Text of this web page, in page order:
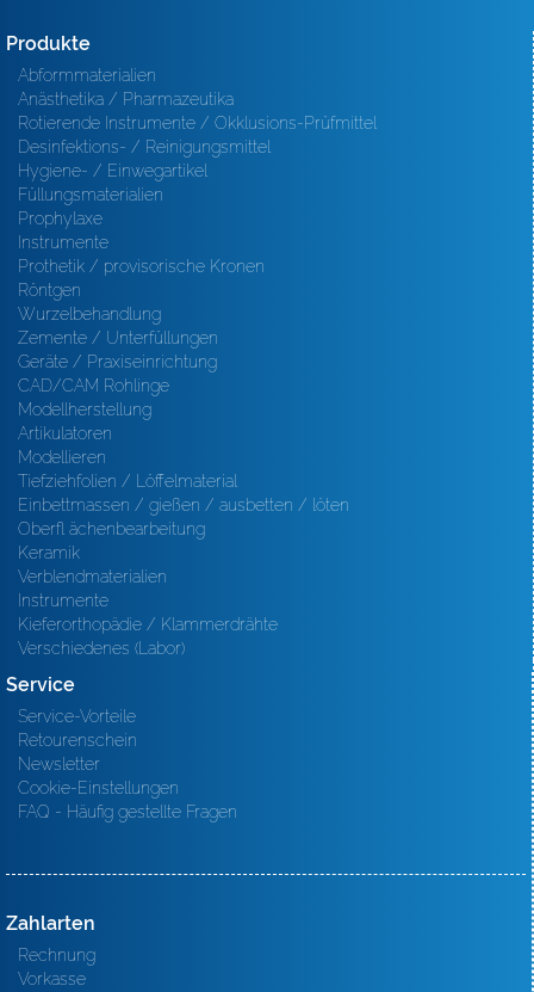
Produkte
Abformmaterialien
Anästhetika / Pharmazeutika
Rotierende Instrumente / Okklusions-Prüfmittel
Desinfektions- / Reinigungsmittel
Hygiene- / Einwegartikel
Füllungsmaterialien
Prophylaxe
Instrumente
Prothetik / provisorische Kronen
Röntgen
Wurzelbehandlung
Zemente / Unterfüllungen
Geräte / Praxiseinrichtung
CAD/CAM Rohlinge
Modellherstellung
Artikulatoren
Modellieren
Tiefziehfolien / Löffelmaterial
Einbettmassen / gießen / ausbetten / löten
Oberfl ächenbearbeitung
Keramik
Verblendmaterialien
Instrumente
Kieferorthopädie / Klammerdrähte
Verschiedenes (Labor)
Service
Service-Vorteile
Retourenschein
Newsletter
Cookie-Einstellungen
FAQ - Häufig gestellte Fragen
Zahlarten
Rechnung
Vorkasse